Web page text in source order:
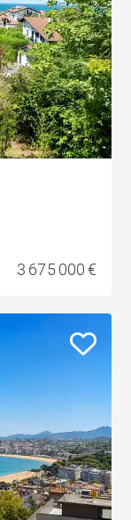
3 675 000 €